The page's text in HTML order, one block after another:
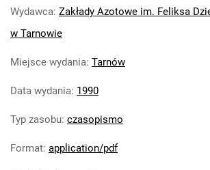
Robotniczego Zakładów
Feliksa Dzierżyńskiego. 1976
Robotniczego Zakładów Azotowych
Feliksa Dzierżyńskiego. 1977
Robotniczego Zakładów Azotowych
Feliksa Dzierżyńskiego. 1978
Wydawca: Zakłady Azotowe im. Feliksa
w Tarnowie
Miejsce wydania: Tarnów
Data wydania: 1990
Typ zasobu: czasopismo
Format: application/pdf